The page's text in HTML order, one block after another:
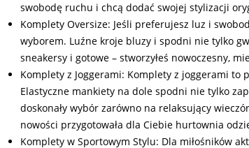
swobodę ruchu i chcą dodać swojej stylizacji
Komplety Oversize: Jeśli preferujesz luz i
wyborem. Luźne kroje bluzy i spodni nie tylko
sneakersy i gotowe – stworzyłeś nowoczesny,
Komplety z Joggerami: Komplety z joggerami
Elastyczne mankiety na dole spodni nie tylko
doskonały wybór zarówno na relaksujący
nowości przygotowała dla Ciebie hurtownia
Komplety w Sportowym Stylu: Dla miłośników